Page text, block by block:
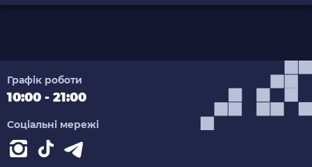
Графік роботи
10:00 - 21:00
Соціальні мережі